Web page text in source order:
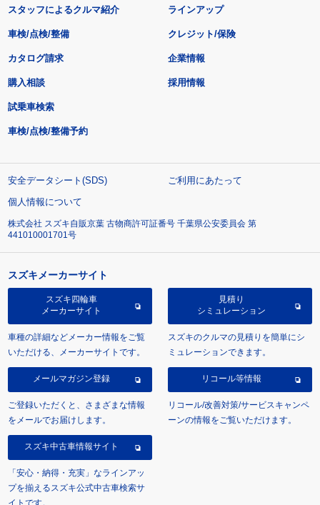
スタッフによるクルマ紹介 ラインアップ
車検/点検/整備 クレジット/保険
カタログ請求
購入相談
試乗車検索
車検/点検/整備予約
企業情報
採用情報
安全データシート(SDS)
ご利用にあたって
個人情報について
株式会社 スズキ自販京葉 古物商許可証番号 千葉県公安委員会 第
441010001701号
スズキメーカーサイト
スズキ四輪車
メーカーサイト
車種の詳細などメーカー情報をご覧
いただける、メーカーサイトです。
見積り
シミュレーション
スズキのクルマの見積りを簡単にシ
ミュレーションできます。
メールマガジン登録
ご登録いただくと、さまざまな情報
をメールでお届けします。
リコール等情報
リコール/改善対策/サービスキャンペ
ーンの情報をご覧いただけます。
スズキ中古車情報サイト
「安心・納得・充実」なラインアッ
プを揃えるスズキ公式中古車検索サ